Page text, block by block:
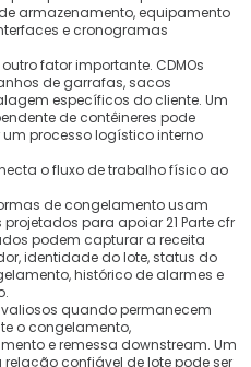
armazenamento, equipamento
e cronogramas
fator importante. CDMOs
de garrafas, sacos
específicos do cliente. Um
de contêineres pode
processo logístico interno
o fluxo de trabalho físico ao
de congelamento usam
para apoiar 21 Parte cfr
podem capturar a receita
identidade do lote, status do
histórico de alarmes e
quando permanecem
o congelamento,
e remessa downstream. Um
confiável de lote pode ser